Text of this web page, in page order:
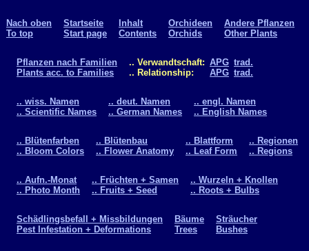
Nach oben
To top
Startseite
Start page
Inhalt
Contents
Orchideen
Orchids
Andere Pflanzen
Other Plants
Pflanzen nach Familien
Plants acc. to Families
.. Verwandtschaft:
.. Relationship:
APG
APG
trad.
trad.
.. wiss. Namen
.. Scientific Names
.. deut. Namen
.. German Names
.. engl. Namen
.. English Names
.. Blütenfarben
.. Bloom Colors
.. Blütenbau
.. Flower Anatomy
.. Blattform
.. Leaf Form
.. Regionen
.. Regions
.. Aufn.-Monat
.. Photo Month
.. Früchten + Samen
.. Fruits + Seed
.. Wurzeln + Knollen
.. Roots + Bulbs
Schädlingsbefall + Missbildungen
Pest Infestation + Deformations
Bäume
Trees
Sträucher
Bushes